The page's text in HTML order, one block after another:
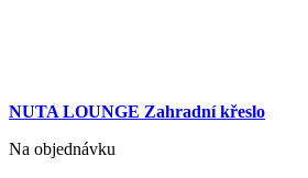
NUTA LOUNGE Zahradní křeslo
Na objednávku